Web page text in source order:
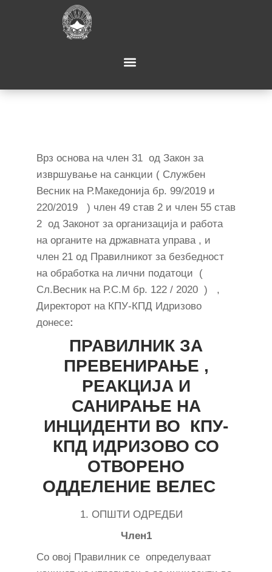
Врз основа на член 31 од Закон за
извршување на санкции ( Службен
Весник на Р.Македонија бр. 99/2019 и
220/2019 ) член 49 став 2 и член 55 став
2 од Законот за организација и работа
на органите на државната управа , и
член 21 од Правилникот за безбедност
на обработка на лични податоци (
Сл.Весник на Р.С.М бр. 122 / 2020 ) ,
Директорот на КПУ-КПД Идризово
донесе:
ПРАВИЛНИК ЗА
ПРЕВЕНИРАЊЕ ,
РЕАКЦИЈА И
САНИРАЊЕ НА
ИНЦИДЕНТИ ВО КПУ-
КПД ИДРИЗОВО СО
ОТВОРЕНО
ОДДЕЛЕНИЕ ВЕЛЕС
1. ОПШТИ ОДРЕДБИ
Член1
Со овој Правилник се определуваат